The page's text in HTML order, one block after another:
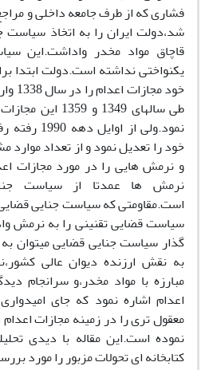
فشاری که از طرف جامعه داخلی و
شد،دولت ایران را به اتخاذ
قاچاق مواد مخدر واداشت.این
یکنواختی نداشته است.دولت
خود
طی سالهای 1349
نمود.ولی
خود را تعدیل نمود و از تعداد
و نرمش هایی را در مورد مجازات
نرمش ها عمدتا از سیاست
است.مقاومتی که سیاست جنایی
سیاست قضایی تقنینی را به نرمش
گذار سیاست جنایی قضایی میتوان
به نقش ارزنده دیوان عالی
مبارزه با مواد مخدر،و سرانجام
اعدام اشاره نمود که جای
معقول تری را در زمینه مجازات
نموده است.این مقاله با دیدی
کتابخانه ای تحولات مزبور را مورد